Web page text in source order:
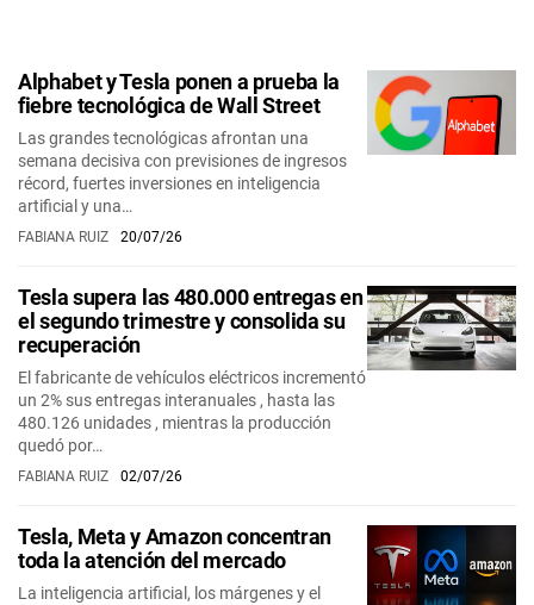
Alphabet y Tesla ponen a prueba la
fiebre tecnológica de Wall Street
Las grandes tecnológicas afrontan una
semana decisiva con previsiones de ingresos
récord, fuertes inversiones en inteligencia
artificial y una…
FABIANA RUIZ 20/07/26
Tesla supera las 480.000 entregas en
el segundo trimestre y consolida su
recuperación
El fabricante de vehículos eléctricos incrementó
un 2% sus entregas interanuales , hasta las
480.126 unidades , mientras la producción
quedó por…
FABIANA RUIZ 02/07/26
Tesla, Meta y Amazon concentran
toda la atención del mercado
La inteligencia artificial, los márgenes y el